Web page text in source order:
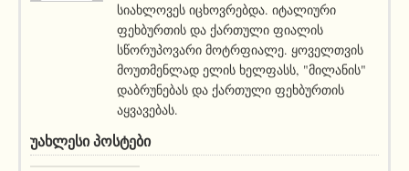
სიახლოვეს იცხოვრებდა. იტალიური
ფეხბურთის და ქართული ფიალის
სწორუპოვარი მოტრფიალე. ყოველთვის
მოუთმენლად ელის ხელფასს, "მილანის"
დაბრუნებას და ქართული ფეხბურთის
აყვავებას.
ᲣᲐᲮᲚᲔᲡᲘ ᲞᲝᲡᲢᲔᲑᲘ